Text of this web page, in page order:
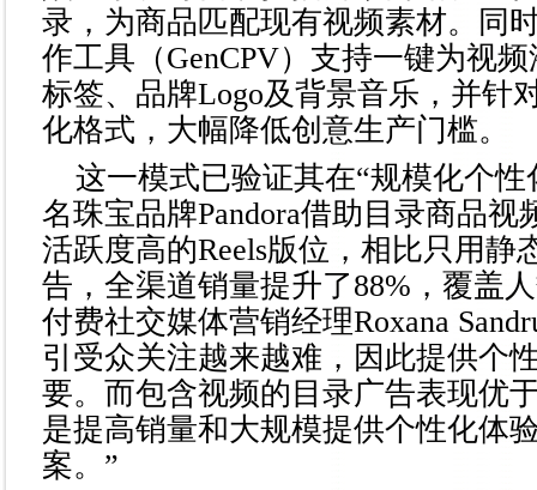
录，为商品匹配现有视频素材。同
作工具（GenCPV）支持一键为视
标签、品牌Logo及背景音乐，并针
化格式，大幅降低创意生产门槛。
这一模式已验证其在“规模化个性
名珠宝品牌Pandora借助目录商品视
活跃度高的Reels版位，相比只用静
告，全渠道销量提升了88%，覆盖
付费社交媒体营销经理Roxana
引受众关注越来越难，因此提供个
要。而包含视频的目录广告表现优
是提高销量和大规模提供个性化体
案。”